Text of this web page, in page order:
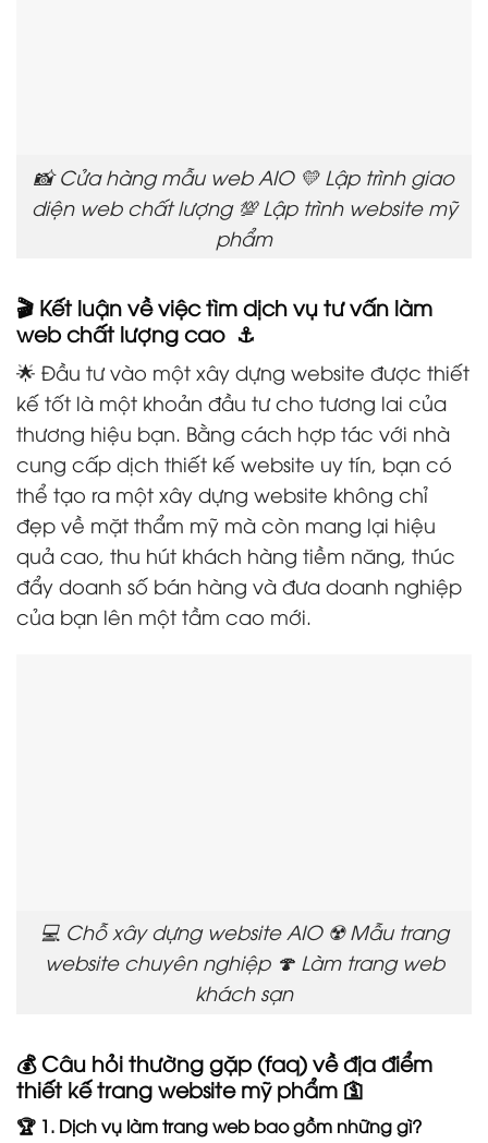
📸 Cửa hàng mẫu web AIO 💛 Lập trình giao
diện web chất lượng 💯 Lập trình website mỹ
phẩm
🎬 Kết luận về việc tìm dịch vụ tư vấn làm
web chất lượng cao ⚓
🌟 Đầu tư vào một xây dựng website được thiết
kế tốt là một khoản đầu tư cho tương lai của
thương hiệu bạn. Bằng cách hợp tác với nhà
cung cấp dịch thiết kế website uy tín, bạn có
thể tạo ra một xây dựng website không chỉ
đẹp về mặt thẩm mỹ mà còn mang lại hiệu
quả cao, thu hút khách hàng tiềm năng, thúc
đẩy doanh số bán hàng và đưa doanh nghiệp
của bạn lên một tầm cao mới.
💻 Chỗ xây dựng website AIO ☢️ Mẫu trang
website chuyên nghiệp 🍄 Làm trang web
khách sạn
💰 Câu hỏi thường gặp (faq) về địa điểm
thiết kế trang website mỹ phẩm 🛐
🏆 1. Dịch vụ làm trang web bao gồm những gì?